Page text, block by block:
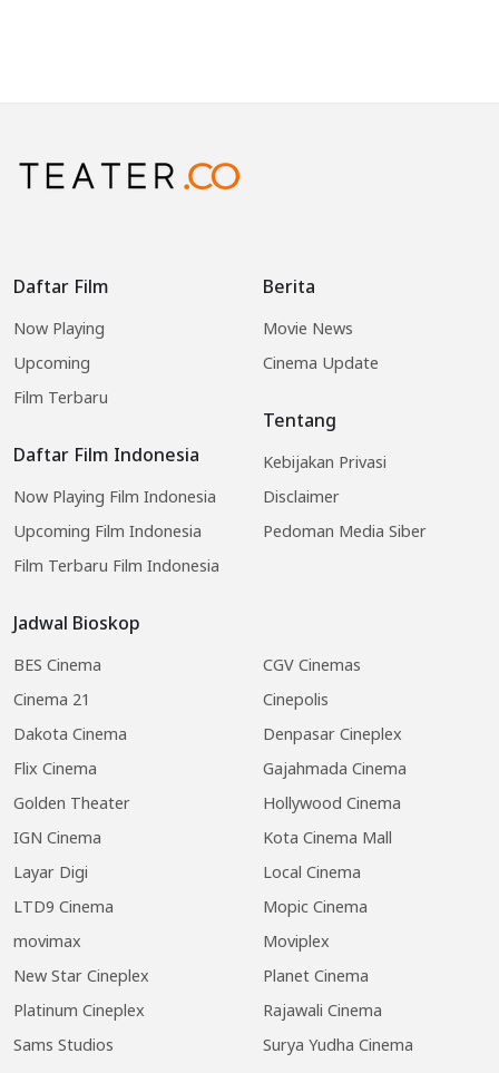
Daftar Film
Now Playing
Upcoming
Film Terbaru
Daftar Film Indonesia
Now Playing Film Indonesia
Upcoming Film Indonesia
Film Terbaru Film Indonesia
Jadwal Bioskop
BES Cinema
CGV Cinemas
Cinema 21
Cinepolis
Dakota Cinema
Denpasar Cineplex
Flix Cinema
Gajahmada Cinema
Golden Theater
Hollywood Cinema
IGN Cinema
Kota Cinema Mall
Layar Digi
Local Cinema
LTD9 Cinema
Mopic Cinema
movimax
Moviplex
New Star Cineplex
Planet Cinema
Platinum Cineplex
Rajawali Cinema
Sams Studios
Surya Yudha Cinema
Berita
Movie News
Cinema Update
Tentang
Kebijakan Privasi
Disclaimer
Pedoman Media Siber